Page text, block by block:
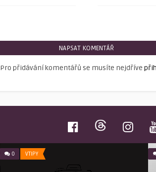
NAPSAT KOMENTÁŘ
Pro přidávání komentářů se musíte nejdříve
0 VTIPY